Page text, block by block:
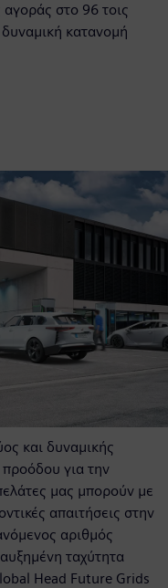
στο 96 τοις
κατανομή
και δυναμικής
για την
μας μπορούν με
απαιτήσεις στην
αριθμός
ταχύτητα
Head Future Grids